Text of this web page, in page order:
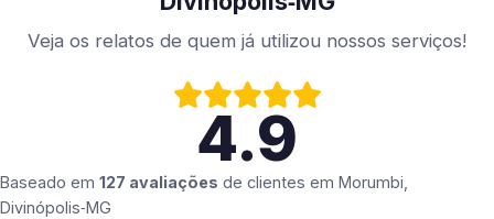
Veja os relatos de quem já utilizou nossos serviços!
4.9
Baseado em 127 avaliações de clientes em Morumbi,
Divinópolis‑MG